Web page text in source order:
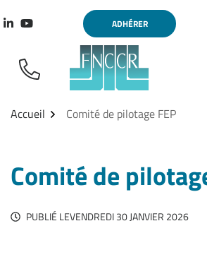
au
Lien vers le compte Linkedin
Lien vers la chaîne Youtube
ADHÉRER
Accueil Comité de pilotage FEP
Comité de
PUBLIÉ LEVENDREDI 30 JANVIER 2026